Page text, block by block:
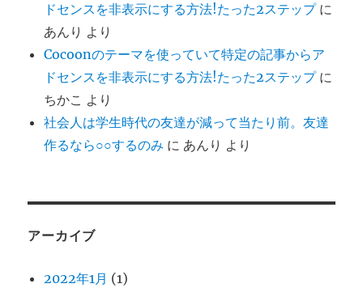
ドセンスを非表示にする方法!たった2ステップに
あんり より
Cocoonのテーマを使っていて特定の記事からア
ドセンスを非表示にする方法!たった2ステップに
ちかこ より
社会人は学生時代の友達が減って当たり前。友達
作るなら○○するのみ に あんり より
アーカイブ
2022年1月 (1)